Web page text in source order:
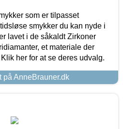
som er tilpasset
smykker du kan nyde i
lavet i de såkaldt Zirkoner
et materiale der
her for at se deres udvalg.
på AnneBrauner.dk